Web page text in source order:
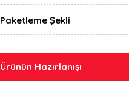
Paketleme Şekli
Ürünün Hazırlanışı